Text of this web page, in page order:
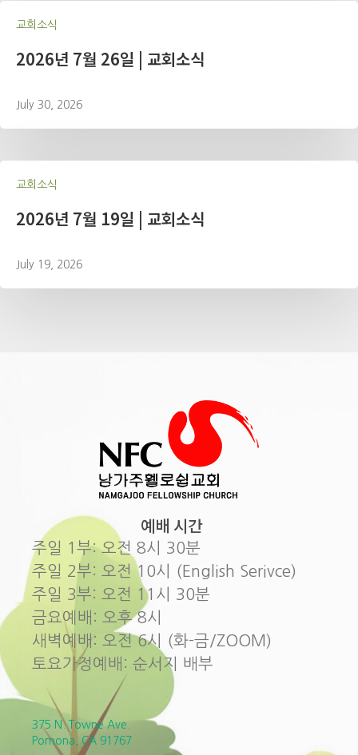
교회소식
2026년 7월 26일 | 교회소식
July 30, 2026
교회소식
2026년 7월 19일 | 교회소식
July 19, 2026
예배 시간
주일 1부: 오전 8시 30분
주일 2부: 오전 10시 (English Serivce)
주일 3부: 오전 11시 30분
금요예배: 오후 8시
새벽예배: 오전 6시 (화-금/ZOOM)
토요가정예배: 순서지 배부
375 N. Towne Ave.
Pomona, CA 91767